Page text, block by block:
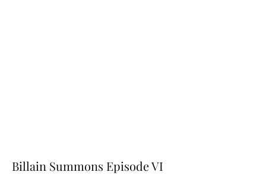
Billain Summons Episode VI